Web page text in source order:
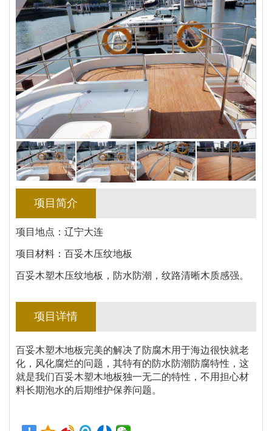
项目简介
项目地点：辽宁大连
项目材料：百妥木压纹地板
百妥木塑木压纹地板，防水防潮，纹路清晰木质感强。
项目详情
百妥木塑木地板完美的解决了防腐木用于海边很快就老
化，风化腐烂的问题，其特有的防水防潮防腐特性，这
就是我们百妥木塑木地板独一无二的特性，不用担心材
料长期泡水的后期维护保养问题。